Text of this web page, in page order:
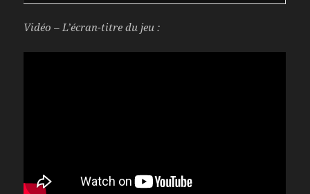
Vidéo – L’écran-titre du jeu :